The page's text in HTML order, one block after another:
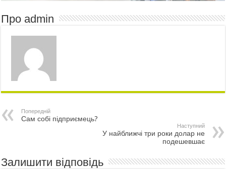
Про admin
Попередній
Сам собі підприємець?
Наступний
У найближчі три роки долар не
подешевшає
Залишити відповідь